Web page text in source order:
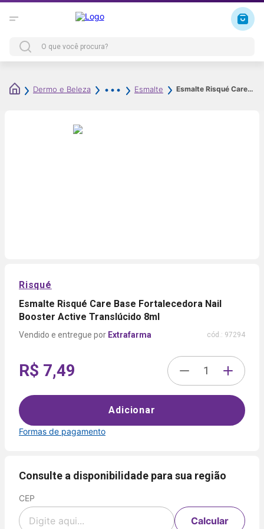
Dermo e Beleza Esmalte Esmalte Risqué Care Base Fortalecedora Nail Booster Active Translúcido 8ml
Risqué
Esmalte Risqué Care Base Fortalecedora Nail
Booster Active Translúcido 8ml
Extrafarma cód.: 97294
R$ 7,49
Adicionar
Formas de pagamento
de
Crédito
Parcelamento
Voltar
Consulte a disponibilidade para sua região
CEP
Calcular